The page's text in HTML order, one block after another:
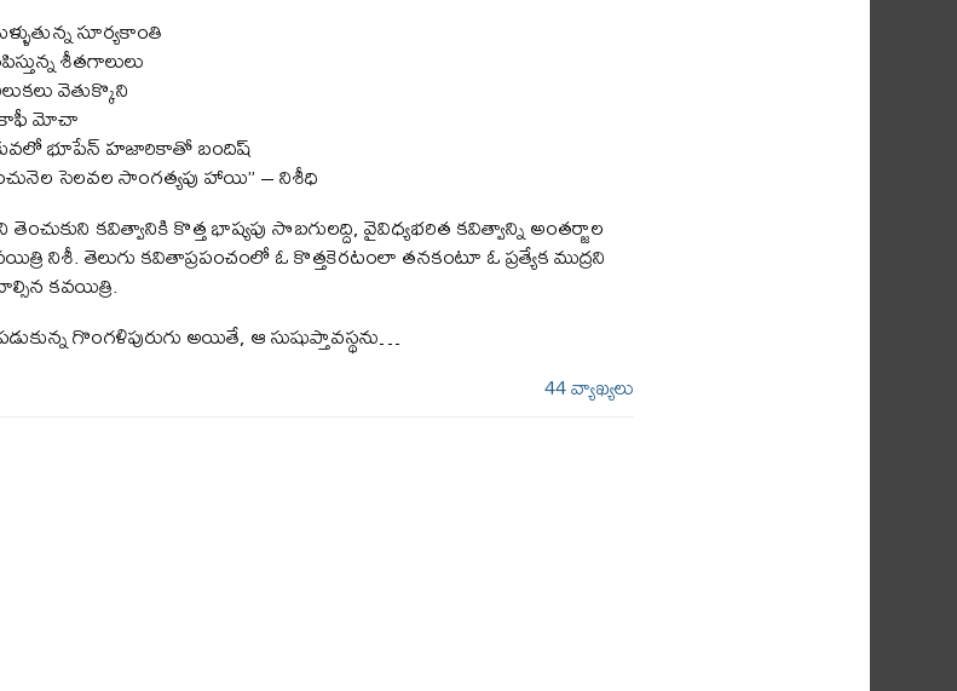
సూర్యకాంతి
శీతగాలులు
వెతుక్కొని
కాఫీ మోచా
భూపేన్ హజారికాతో బందిష్
సెలవల సాంగత్యపు హాయి” – నిశీధి
కవిత్వానికి కొత్త భాష్యపు సొబగులద్ది, వైవిధ్యభరిత కవిత్వాన్ని అంతర్జాల
నిశీ. తెలుగు కవితాప్రపంచంలో ఓ కొత్తకెరటంలా తనకంటూ ఓ ప్రత్యేక ముద్రని
కవయిత్రి.
గొంగళిపురుగు అయితే, ఆ సుషుప్తావస్థను…
44 వ్యాఖ్యలు